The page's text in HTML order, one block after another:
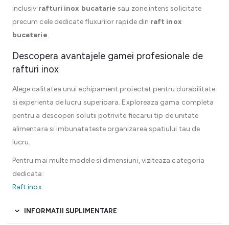
inclusiv rafturi inox bucatarie sau zone intens solicitate
precum cele dedicate fluxurilor rapide din raft inox
bucatarie.
Descopera avantajele gamei profesionale de
rafturi inox
Alege calitatea unui echipament proiectat pentru durabilitate
si experienta de lucru superioara. Exploreaza gama completa
pentru a descoperi solutii potrivite fiecarui tip de unitate
alimentara si imbunatateste organizarea spatiului tau de
lucru.
Pentru mai multe modele si dimensiuni, viziteaza categoria
dedicata:
Raft inox
INFORMATII SUPLIMENTARE